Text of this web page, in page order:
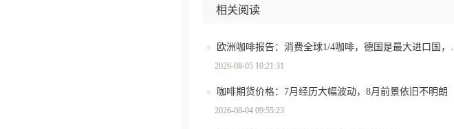
相关阅读
2026-08-05 10:21:31
咖啡期货价格：7月经历大幅波动，8月前景依旧不明朗
2026-08-04 09:55:23